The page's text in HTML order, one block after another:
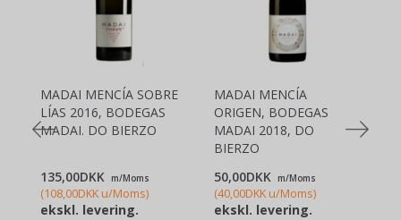
MADAI MENCÍA SOBRE
LÍAS 2016, BODEGAS
MADAI. DO BIERZO
135,00DKK m/Moms
(108,00DKK u/Moms)
ekskl. levering.
MADAI MENCÍA
ORIGEN, BODEGAS
MADAI 2018, DO
BIERZO
50,00DKK m/Moms
(40,00DKK u/Moms)
ekskl. levering.